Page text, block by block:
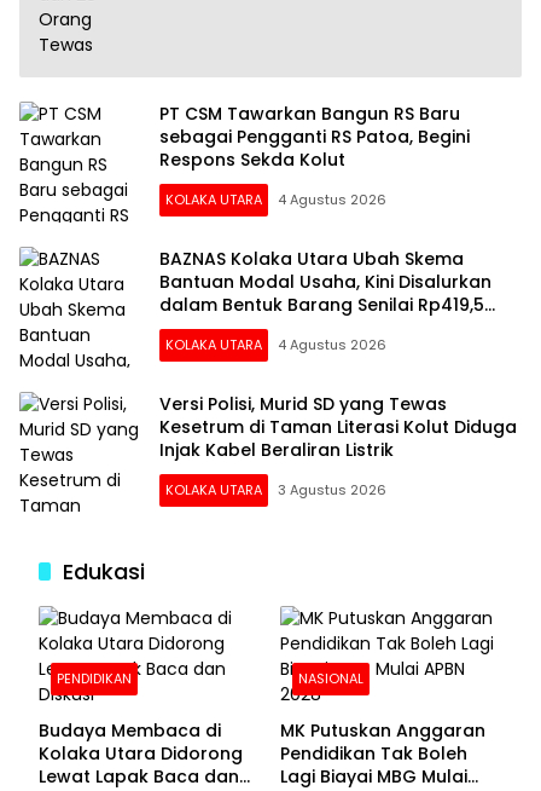
PT CSM Tawarkan Bangun RS Baru
sebagai Pengganti RS Patoa, Begini
Respons Sekda Kolut
KOLAKA UTARA 4 Agustus 2026
BAZNAS Kolaka Utara Ubah Skema
Bantuan Modal Usaha, Kini Disalurkan
dalam Bentuk Barang Senilai Rp419,5
Juta
KOLAKA UTARA 4 Agustus 2026
Versi Polisi, Murid SD yang Tewas
Kesetrum di Taman Literasi Kolut Diduga
Injak Kabel Beraliran Listrik
KOLAKA UTARA 3 Agustus 2026
Edukasi
PENDIDIKAN
Budaya Membaca di
Kolaka Utara Didorong
Lewat Lapak Baca dan
NASIONAL
MK Putuskan Anggaran
Pendidikan Tak Boleh
Lagi Biayai MBG Mulai